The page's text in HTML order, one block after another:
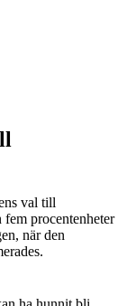
val till
procentenheter
när den